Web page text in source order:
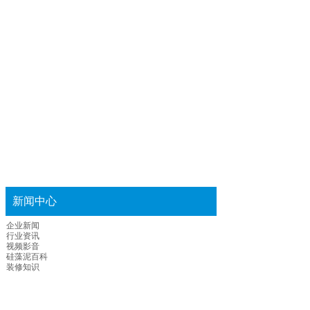
新闻中心
企业新闻
行业资讯
视频影音
硅藻泥百科
装修知识